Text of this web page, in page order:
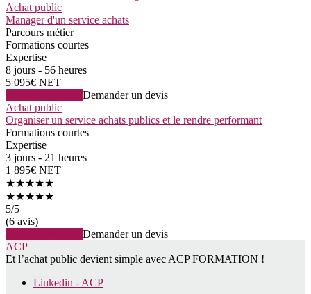
Achat public
Manager d'un service achats
Parcours métier
Formations courtes
Expertise
8 jours - 56 heures
5 095€ NET
Demander un devis
Achat public
Organiser un service achats publics et le rendre performant
Formations courtes
Expertise
3 jours - 21 heures
1 895€ NET
★★★★★
★★★★★
5/5
(6 avis)
Demander un devis
ACP
Et l’achat public devient simple avec ACP FORMATION !
Linkedin - ACP